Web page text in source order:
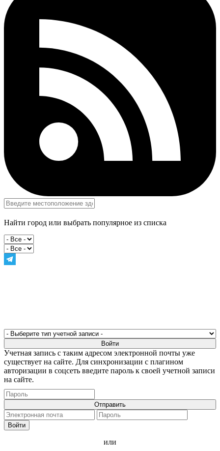
Найти город или выбрать популярное из списка
Учетная запись с таким адресом электронной почты уже
существует на сайте. Для синхронизации с плагином
авторизации в соцсеть введите пароль к своей учетной записи
на сайте.
или